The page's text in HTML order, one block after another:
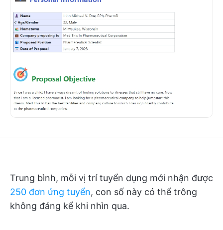
Trung bình, mỗi vị trí tuyển dụng mới nhận được
250 đơn ứng tuyển, con số này có thể trông
không đáng kể khi nhìn qua.